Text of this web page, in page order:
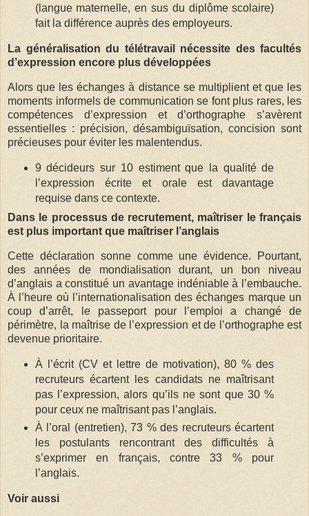
(langue maternelle, en sus du diplôme scolaire)
fait la différence auprès des employeurs.
La généralisation du télétravail nécessite des facultés
d’expression encore plus développées
Alors que les échanges à distance se multiplient et que les
moments informels de communication se font plus rares, les
compétences d’expression et d’orthographe s’avèrent
essentielles : précision, désambiguïsation, concision sont
précieuses pour éviter les malentendus.
9 décideurs sur 10 estiment que la qualité de
l’expression écrite et orale est davantage
requise dans ce contexte.
Dans le processus de recrutement, maîtriser le français
est plus important que maîtriser l’anglais
Cette déclaration sonne comme une évidence. Pourtant,
des années de mondialisation durant, un bon niveau
d’anglais a constitué un avantage indéniable à l’embauche.
À l’heure où l’internationalisation des échanges marque un
coup d’arrêt, le passeport pour l’emploi a changé de
périmètre, la maîtrise de l’expression et de l’orthographe est
devenue prioritaire.
À l’écrit (CV et lettre de motivation), 80 % des
recruteurs écartent les candidats ne maîtrisant
pas l’expression, alors qu’ils ne sont que 30 %
pour ceux ne maîtrisant pas l’anglais.
À l’oral (entretien), 73 % des recruteurs écartent
les postulants rencontrant des difficultés à
s’exprimer en français, contre 33 % pour
l’anglais.
Voir aussi